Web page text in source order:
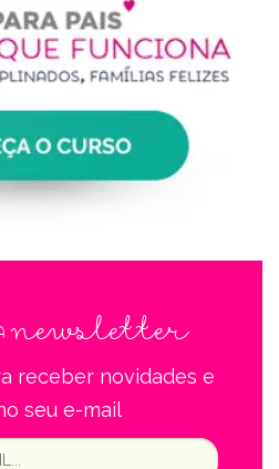
newsletter
receber novidades e
seu e-mail